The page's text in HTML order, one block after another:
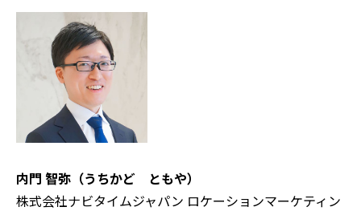
内門 智弥（うちかど ともや）
株式会社ナビタイムジャパン ロケーションマーケティン